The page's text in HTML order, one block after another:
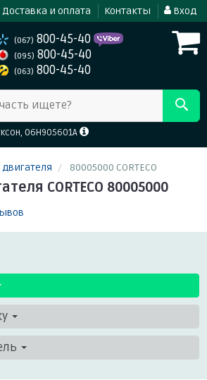
Доставка и оплата Контакты Вход
(067) 800-45-40
(095) 800-45-40
(063) 800-45-40
ищете?
06H905601A
80005000 CORTECO
CORTECO 80005000